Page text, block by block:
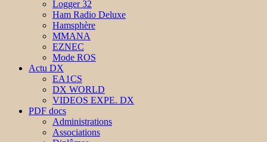
Logger 32
Ham Radio Deluxe
Hamsphère
MMANA
EZNEC
Mode ROS
Actu DX
EA1CS
DX WORLD
VIDEOS EXPE. DX
PDF docs
Administrations
Associations